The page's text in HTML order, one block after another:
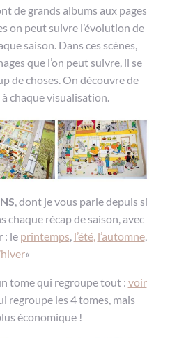
de grands albums aux pages
on peut suivre l’évolution de
saison. Dans ces scènes,
que l’on peut suivre, il se
de choses. On découvre de
chaque visualisation.
, dont je vous parle depuis si
chaque récap de saison, avec
: le printemps, l’été, l’automne,
«
tome qui regroupe tout : voir
regroupe les 4 tomes, mais
économique !